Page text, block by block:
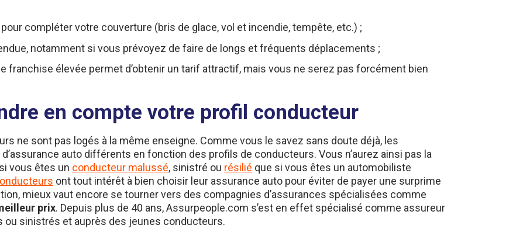
compléter votre couverture (bris de glace, vol et incendie, tempête, etc.) ;
notamment si vous prévoyez de faire de longs et fréquents déplacements ;
franchise élevée permet d’obtenir un tarif attractif, mais vous ne serez pas forcément bien
en compte votre profil conducteur
ne sont pas logés à la même enseigne. Comme vous le savez sans doute déjà, les
auto différents en fonction des profils de conducteurs. Vous n’aurez ainsi pas la
vous êtes unconducteur malussé, sinistré ourésilié que si vous êtes un automobiliste
ont tout intérêt à bien choisir leur assurance auto pour éviter de payer une surprime
mieux vaut encore se tourner vers des compagnies d’assurances spécialisées comme
prix. Depuis plus de 40 ans, Assurpeople.com s’est en effet spécialisé comme assureur
sinistrés et auprès des jeunes conducteurs.